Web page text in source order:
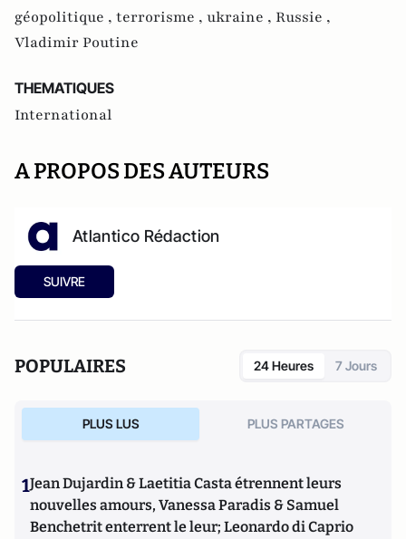
géopolitique , terrorisme , ukraine , Russie ,
Vladimir Poutine
THEMATIQUES
International
A PROPOS DES AUTEURS
Atlantico Rédaction
SUIVRE
POPULAIRES 24 Heures 7 Jours
PLUS LUS PLUS PARTAGES
1Jean Dujardin & Laetitia Casta étrennent leurs
nouvelles amours, Vanessa Paradis & Samuel
Benchetrit enterrent le leur; Leonardo di Caprio